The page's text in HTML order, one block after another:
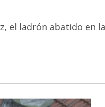
el ladrón abatido en